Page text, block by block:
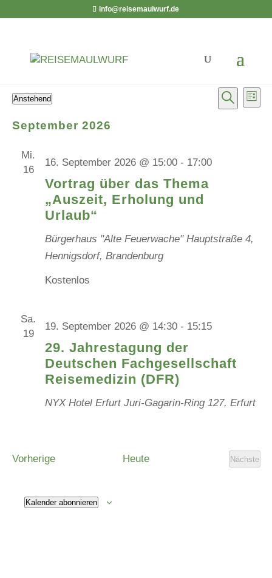
info@reisemaulwurf.de
Veranstaltungen
Suche
Suche
Liste
Anstehend
wählen.
September 2026
Mi.
16
Vortrag über das Thema
„Auszeit, Erholung und
Urlaub“
16. September 2026 @ 15:00- 17:00
Bürgerhaus "Alte Feuerwache" Hauptstraße 4,
Hennigsdorf, Brandenburg
Kostenlos
Sa.
19
29. Jahrestagung der
Deutschen Fachgesellschaft
Reisemedizin (DFR)
19. September 2026 @ 14:30- 15:15
NYX Hotel Erfurt Juri-Gagarin-Ring 127, Erfurt
VorherigeVeranstaltungenHeute
Nächste
Kalender abonnieren